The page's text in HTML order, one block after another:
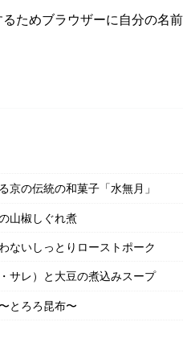
ためブラウザーに自分の名
京の伝統の和菓子「水無月」
山椒しぐれ煮
ないしっとりローストポーク
サレ）と大豆の煮込みスープ
とろろ昆布〜